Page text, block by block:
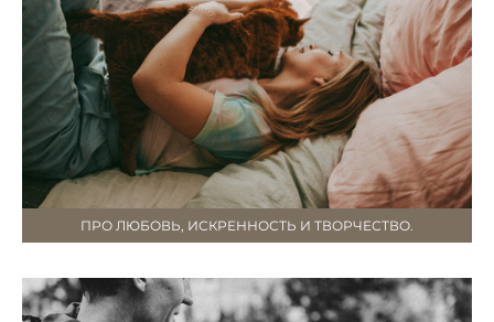
ПРО ЛЮБОВЬ, ИСКРЕННОСТЬ И ТВОРЧЕСТВО.